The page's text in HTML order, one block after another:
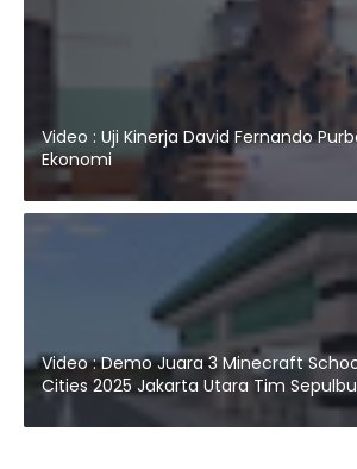
Video : Uji Kinerja David Fernando
Ekonomi
Video : Demo Juara 3 Minecraft
Cities 2025 Jakarta Utara Tim